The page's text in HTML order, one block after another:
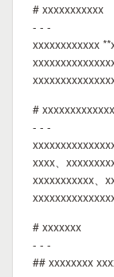
# xxxxxxxxxxx
- - -
xxxxxxxxxxxx
#
- - -
xxxx、
xxxxxxxxxxx、
# xxxxxxx
- - -
## xxxxxxxx